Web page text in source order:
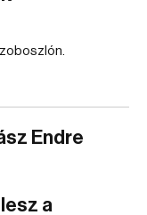
Endre
a